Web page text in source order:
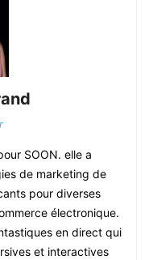
SOON. elle a
de marketing de
pour diverses
électronique.
en direct qui
et interactives